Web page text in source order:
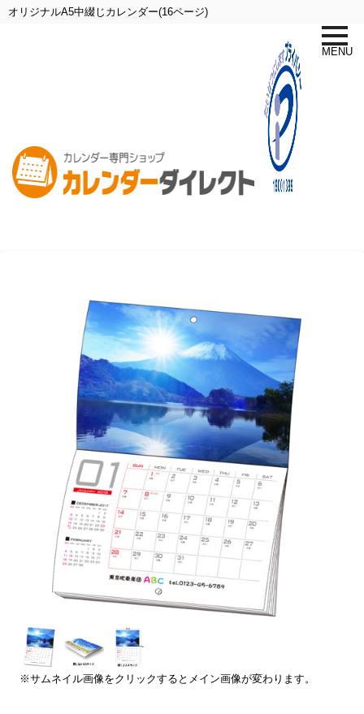
オリジナルA5中綴じカレンダー(16ページ)
toggle
MENU
※サムネイル画像をクリックするとメイン画像が変わります。